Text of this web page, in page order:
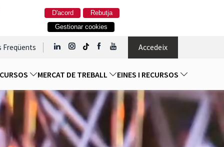
Rebutja
D'acord
Gestionar cookies
Freqüents Accedeix
MERCAT DE TREBALL EINES I RECURSOS